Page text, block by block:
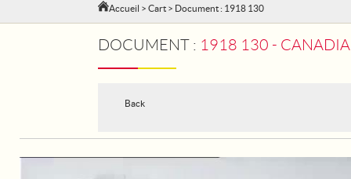
Accueil > Cart > Document : 1918 130
DOCUMENT : 1918 130 -
Back